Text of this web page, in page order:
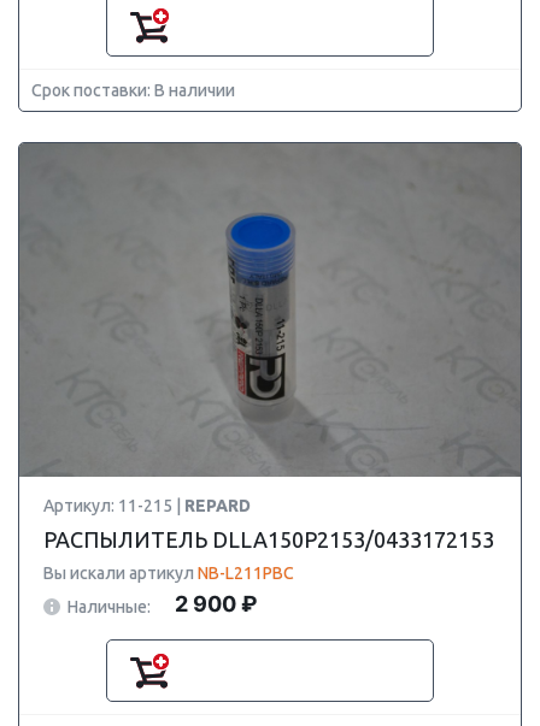
Срок поставки: В наличии
Артикул: 11-215 | REPARD
РАСПЫЛИТЕЛЬ DLLA150P2153/0433172153
Вы искали артикул NB-L211PBC
Наличные:
2 900 ₽